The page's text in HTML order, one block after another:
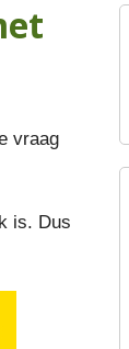
vraag
is. Dus